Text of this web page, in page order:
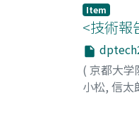
Item
<技術報
( 京都大学
小松, 信太